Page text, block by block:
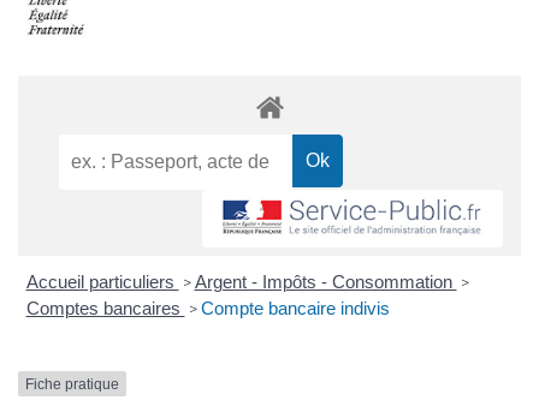
Accueil particuliers > Argent - Impôts - Consommation >
Comptes bancaires > Compte bancaire indivis
Fiche pratique